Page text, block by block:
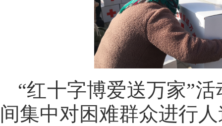
“红十字博爱送万家”
间集中对困难群众进行